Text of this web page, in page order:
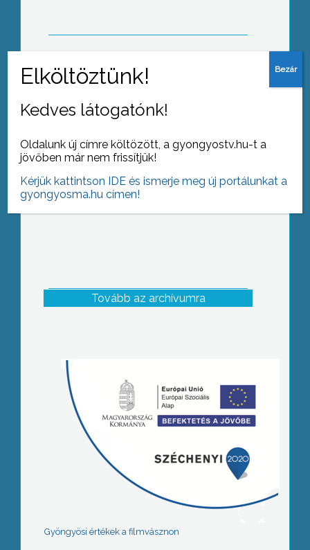
mátrafüredi Bene Egylet által
megrendezett búcsúra
Tovább az archívumra
Gyöngyösi értékek a filmvásznon
Kedves látogatónk!
Oldalunk új címre költözött, a gyongyostv.hu-t a
jövőben már nem frissítjük!
Kérjük kattintson IDE és ismerje meg új portálunkat a
gyongyosma.hu címen!